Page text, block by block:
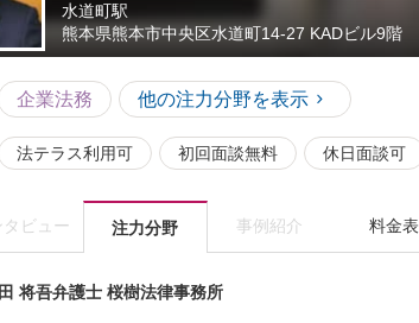
水道町駅
熊本県熊本市中央区水道町14-27 KADビル9階
企業法務 他の注力分野を表示
法テラス利用可 初回面談無料 休日面談可
タビュー 注力分野 事例紹介 料金表
将吾弁護士 桜樹法律事務所